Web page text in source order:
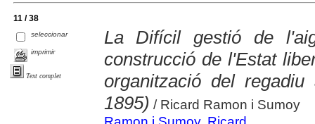
11 / 38
seleccionar
imprimir
Text complet
La Difícil gestió de
construcció de l'Estat
organització del
1895) / Ricard Ramon i Sumoy